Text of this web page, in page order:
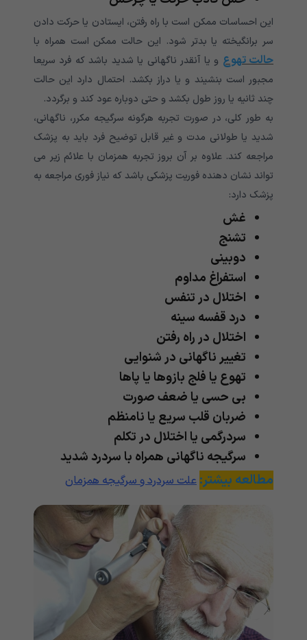
این احساسات ممکن است با راه رفتن، ایستادن یا حرکت دادن
سر برانگیخته یا بدتر شود. این حالت ممکن است همراه با
حالت تهوع و یا آنقدر ناگهانی یا شدید باشد که فرد سریعا
مجبور است بنشیند و یا دراز بکشد. احتمال دارد این حالت
چند ثانیه یا روز طول بکشد و حتی دوباره عود کند و برگردد.
به طور کلی، در صورت تجربه هرگونه سرگیجه مکرر، ناگهانی،
شدید یا طولانی مدت و غیر قابل توضیح فرد باید به پزشک
مراجعه کند. علاوه بر آن بروز تجربه همزمان با علائم زیر می
تواند نشان دهنده فوریت پزشکی باشد که نیاز فوری مراجعه به
پزشک دارد:
غش
تشنج
دوبینی
استفراغ مداوم
اختلال در تنفس
درد قفسه سینه
اختلال در راه رفتن
تغییر ناگهانی در شنوایی
تهوع یا فلج بازوها یا پاها
بی حسی یا ضعف صورت
ضربان قلب سریع یا نامنظم
سردرگمی یا اختلال در تکلم
سرگیجه ناگهانی همراه با سردرد شدید
مطالعه بیشتر: علت سردرد و سرگیجه همزمان